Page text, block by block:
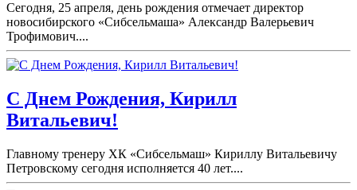
Сегодня, 25 апреля, день рождения отмечает директор
новосибирского «Сибсельмаша» Александр Валерьевич
Трофимович....
С Днем Рождения, Кирилл
Витальевич!
Главному тренеру ХК «Сибсельмаш» Кириллу Витальевичу
Петровскому сегодня исполняется 40 лет....